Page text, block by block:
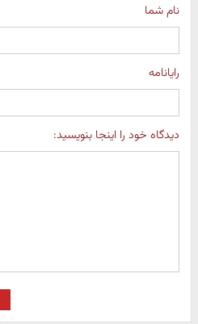
نام شما
رایانامه
دیدگاه خود را اینجا بنویسید: